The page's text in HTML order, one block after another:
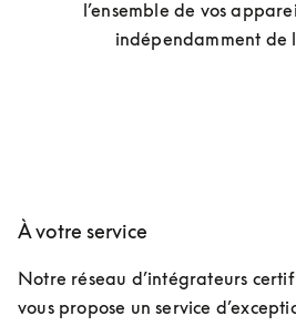
l’ensemble de vos
indépendamment de
À votre service
Notre réseau d’intégrateurs
vous propose un service